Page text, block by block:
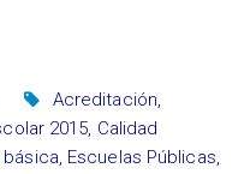
Acreditación,
2015, Calidad
básica, Escuelas Públicas,